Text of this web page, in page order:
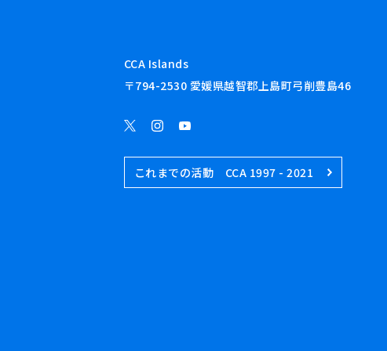
CCA Islands
〒794-2530 愛媛県越智郡上島町弓削豊島46
これまでの活動 CCA 1997 - 2021